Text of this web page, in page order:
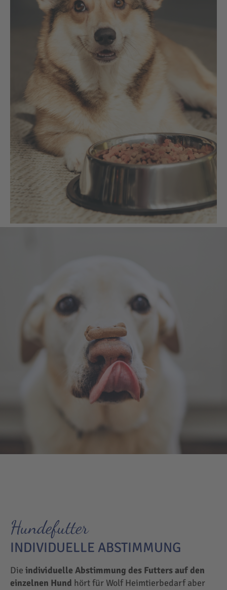
Hundefutter
INDIVIDUELLE ABSTIMMUNG
Die individuelle Abstimmung des Futters auf den
einzelnen Hund hört für Wolf Heimtierbedarf aber